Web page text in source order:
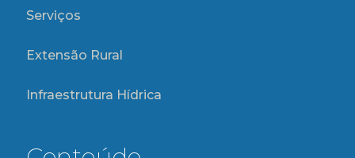
Serviços
Extensão Rural
Infraestrutura Hídrica